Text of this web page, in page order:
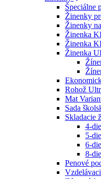
Špeciálne
Žinenky
Žinenky
Žinenka
Žinenka
Žinenka
Rohož
Mat
Sada
Skladacie
4-
5-
6-
8-
Penové